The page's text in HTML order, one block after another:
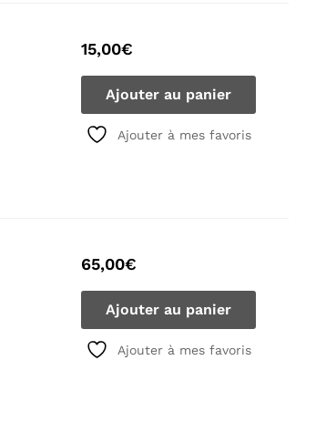
15,00€
Ajouter au panier
Ajouter à mes favoris
65,00€
Ajouter au panier
Ajouter à mes favoris